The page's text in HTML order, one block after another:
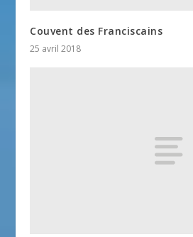
Couvent des Franciscains
25 avril 2018